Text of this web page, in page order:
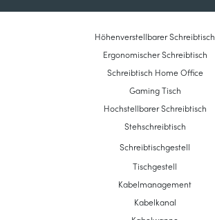
Höhenverstellbarer Schreibtisch
Ergonomischer Schreibtisch
Schreibtisch Home Office
Gaming Tisch
Hochstellbarer Schreibtisch
Stehschreibtisch
Schreibtischgestell
Tischgestell
Kabelmanagement
Kabelkanal